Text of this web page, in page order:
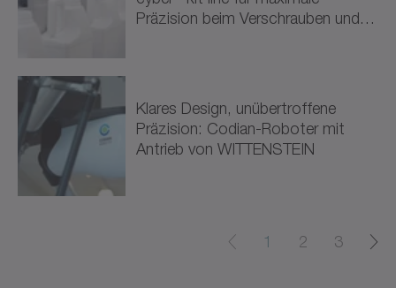
Präzision beim Verschrauben und
Klares Design, unübertroffene
Präzision: Codian-Roboter mit
Antrieb von WITTENSTEIN
1 2 3